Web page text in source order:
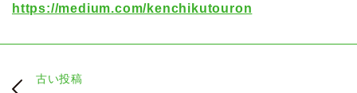
https://medium.com/kenchikutouron
古い投稿